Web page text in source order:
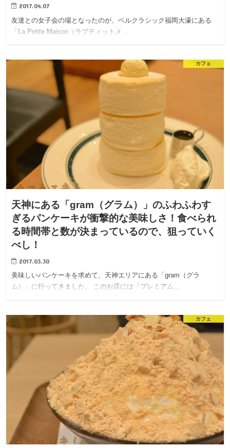
2017.04.07
友達との女子会の場となったのが、ベルクラシック福岡大濠にある
「La Petite Maison（ラプティットメ…
カフェ
天神にある「gram（グラム）」のふわふわす
ぎるパンケーキが衝撃的な美味しさ！食べられ
る時間帯と数が決まっているので、狙っていく
べし！
2017.03.30
美味しいパンケーキを求めて、天神エリアにある「gram（グラ
ム）」に行ってきました。 このお店には「プレミアム…
カフェ